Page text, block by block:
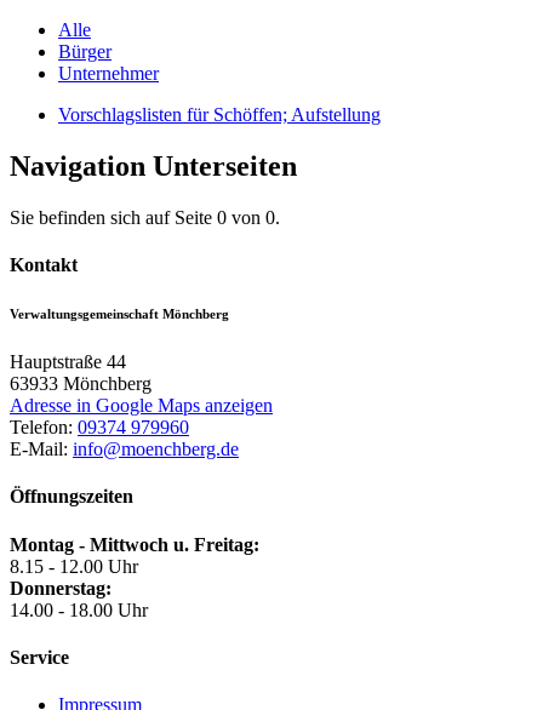
Alle
Bürger
Unternehmer
Vorschlagslisten für Schöffen; Aufstellung
Navigation Unterseiten
Sie befinden sich auf Seite 0 von 0.
Kontakt
Verwaltungsgemeinschaft Mönchberg
Hauptstraße 44
63933 Mönchberg
Adresse in Google Maps anzeigen
Telefon: 09374 979960
E-Mail: info@moenchberg.de
Öffnungszeiten
Montag - Mittwoch u. Freitag:
8.15 - 12.00 Uhr
Donnerstag:
14.00 - 18.00 Uhr
Service
Impressum